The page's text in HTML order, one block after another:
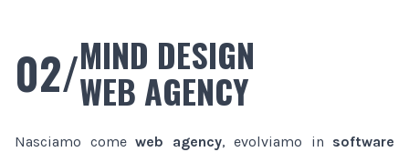
02/MIND DESIGN
WEB AGENCY
Nasciamo come web agency, evolviamo in software